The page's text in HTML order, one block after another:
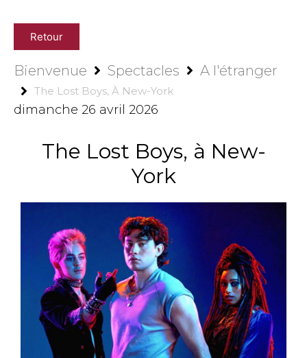
Retour
Bienvenue Spectacles A l'étranger
The Lost Boys, À New-York
dimanche 26 avril 2026
The Lost Boys, à New-
York